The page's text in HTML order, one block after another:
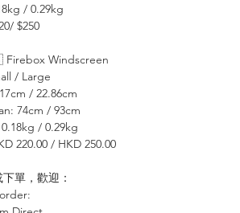
/ 0.29kg
$250
Windscreen
/ Large
/ 22.86cm
74cm / 93cm
/ 0.29kg
220.00 / HKD 250.00
下單，歡迎：⠀⠀⠀
⠀⠀⠀